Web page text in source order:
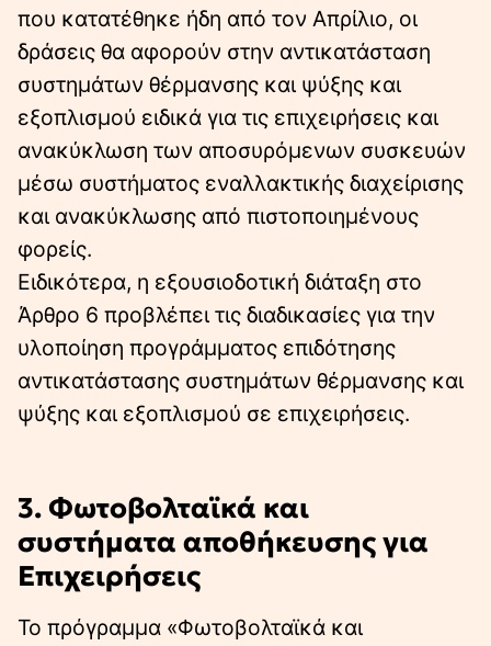
που κατατέθηκε ήδη από τον Απρίλιο, οι
δράσεις θα αφορούν στην αντικατάσταση
συστημάτων θέρμανσης και ψύξης και
εξοπλισμού ειδικά για τις επιχειρήσεις και
ανακύκλωση των αποσυρόμενων συσκευών
μέσω συστήματος εναλλακτικής διαχείρισης
και ανακύκλωσης από πιστοποιημένους
φορείς.
Ειδικότερα, η εξουσιοδοτική διάταξη στο
Άρθρο 6 προβλέπει τις διαδικασίες για την
υλοποίηση προγράμματος επιδότησης
αντικατάστασης συστημάτων θέρμανσης και
ψύξης και εξοπλισμού σε επιχειρήσεις.
3. Φωτοβολταϊκά και
συστήματα αποθήκευσης για
Επιχειρήσεις
Το πρόγραμμα «Φωτοβολταϊκά και